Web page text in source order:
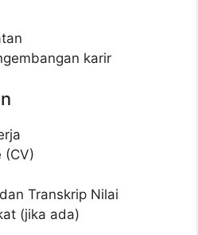
karir
(CV)
Transkrip Nilai
(jika ada)